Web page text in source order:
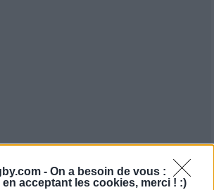
- On a besoin de vous :
acceptant les cookies, merci ! :)